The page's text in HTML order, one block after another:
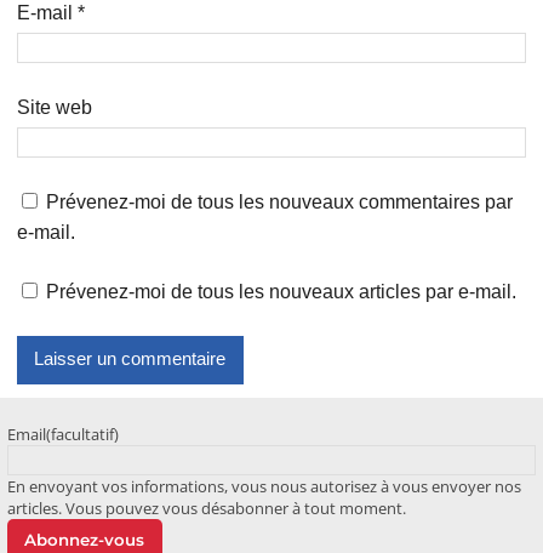
E-mail *
Site web
Prévenez-moi de tous les nouveaux commentaires par
e-mail.
Prévenez-moi de tous les nouveaux articles par e-mail.
Email(facultatif)
En envoyant vos informations, vous nous autorisez à vous envoyer nos
articles. Vous pouvez vous désabonner à tout moment.
Abonnez-vous